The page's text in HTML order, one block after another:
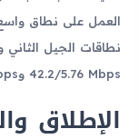
العمل على نطاق
42.2/5.76 Mbps وLTE Cat6 300/50 Mbps.
الإطلاق